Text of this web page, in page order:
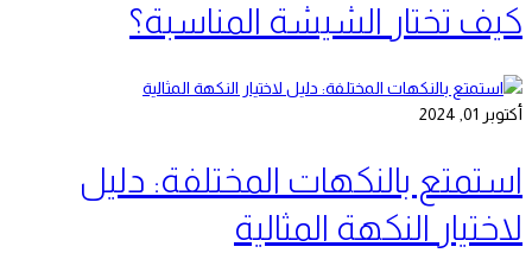
كيف تختار الشيشة المناسبة؟
أكتوبر 01, 2024
استمتع بالنكهات المختلفة: دليل
لاختيار النكهة المثالية